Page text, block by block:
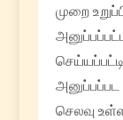
முறை
செலவு